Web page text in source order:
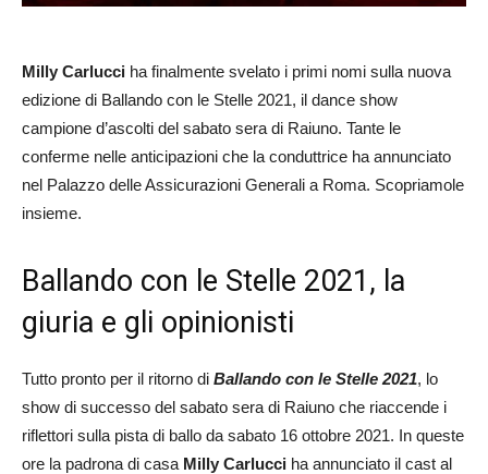
Milly Carlucci ha finalmente svelato i primi nomi sulla nuova
edizione di Ballando con le Stelle 2021, il dance show
campione d’ascolti del sabato sera di Raiuno. Tante le
conferme nelle anticipazioni che la conduttrice ha annunciato
nel Palazzo delle Assicurazioni Generali a Roma. Scopriamole
insieme.
Ballando con le Stelle 2021, la
giuria e gli opinionisti
Tutto pronto per il ritorno di Ballando con le Stelle 2021, lo
show di successo del sabato sera di Raiuno che riaccende i
riflettori sulla pista di ballo da sabato 16 ottobre 2021. In queste
ore la padrona di casa Milly Carlucci ha annunciato il cast al